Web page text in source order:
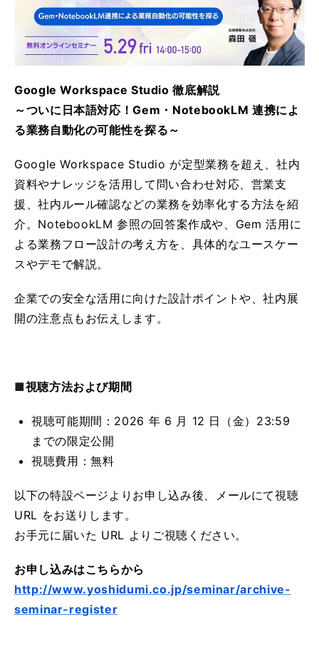
Google Workspace Studio 徹底解説
～ついに日本語対応！Gem・NotebookLM 連携によ
る業務自動化の可能性を探る～
Google Workspace Studio が定型業務を超え、社内
資料やナレッジを活用して問い合わせ対応、営業支
援、社内ルール確認などの業務を効率化する方法を紹
介。NotebookLM 参照の回答案作成や、Gem 活用に
よる業務フロー設計の考え方を、具体的なユースケー
スやデモで解説。
企業での安全な活用に向けた設計ポイントや、社内展
開の注意点もお伝えします。
■視聴方法および期間
視聴可能期間：2026 年 6 月 12 日（金）23:59
までの限定公開
視聴費用：無料
以下の特設ページよりお申し込み後、メールにて視聴
URL をお送りします。
お手元に届いた URL よりご視聴ください。
お申し込みはこちらから
http://www.yoshidumi.co.jp/seminar/archive-
seminar-register